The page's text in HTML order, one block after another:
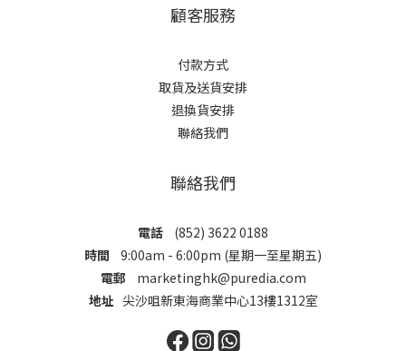
顧客服務
付款方式
取貨及送貨安排
退換貨安排
聯絡我們
聯絡我們
電話
(852) 3622 0188
時間 9:00am - 6:00pm (星期一至星期五)
電郵
marketinghk@puredia.com
地址 尖沙咀新東海商業中心13樓1312室